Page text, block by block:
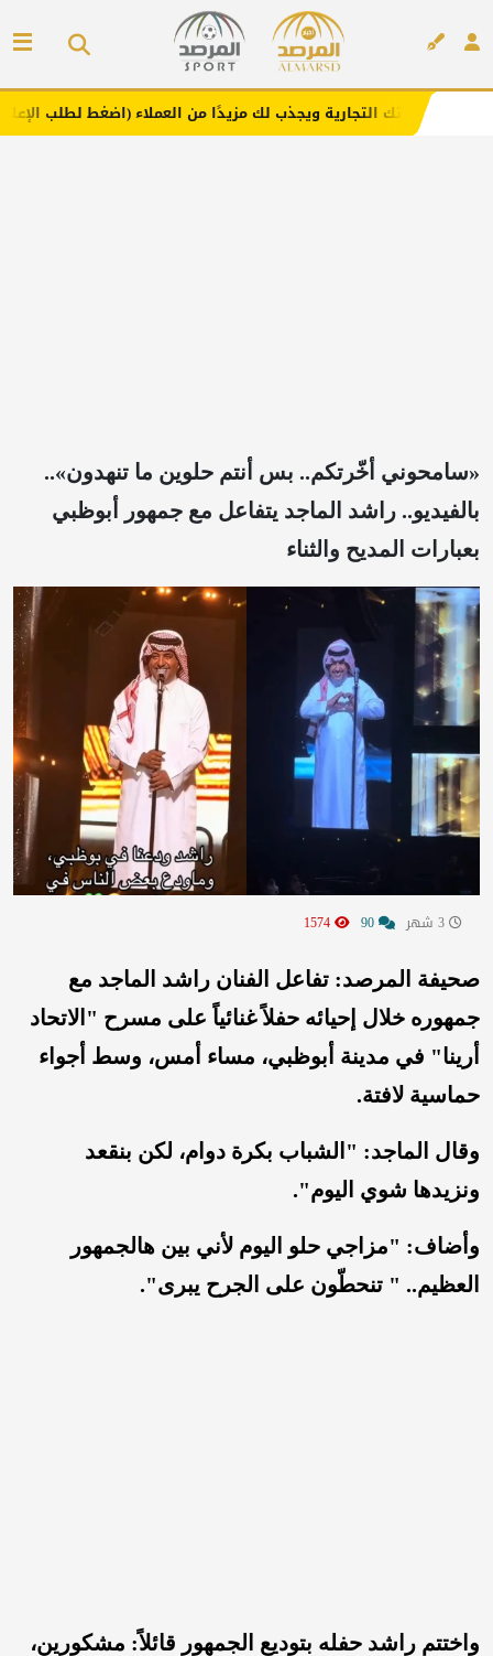
ويجذب لك مزيدًا من العملاء (اضغط لطلب الإعلان)
«سامحوني أخّرتكم.. بس أنتم حلوين ما تنهدون»..
بالفيديو.. راشد الماجد يتفاعل مع جمهور أبوظبي
بعبارات المديح والثناء
صحيفة المرصد: تفاعل الفنان راشد الماجد مع
جمهوره خلال إحيائه حفلاً غنائياً على مسرح "الاتحاد
أرينا" في مدينة أبوظبي، مساء أمس، وسط أجواء
حماسية لافتة.
وقال الماجد: "الشباب بكرة دوام، لكن بنقعد
ونزيدها شوي اليوم".
وأضاف: "مزاجي حلو اليوم لأني بين هالجمهور
العظيم.. " تنحطّون على الجرح يبرى".
واختتم راشد حفله بتوديع الجمهور قائلاً: مشكورين،